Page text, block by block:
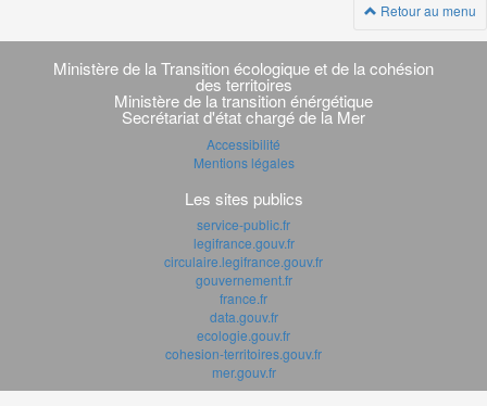
Retour au menu
Navigation
transverse
Ministère de la Transition écologique et de la cohésion
des territoires
Ministère de la transition énérgétique
Secrétariat d'état chargé de la Mer
Accessibilité
Mentions légales
Les sites publics
service-public.fr
legifrance.gouv.fr
circulaire.legifrance.gouv.fr
gouvernement.fr
france.fr
data.gouv.fr
ecologie.gouv.fr
cohesion-territoires.gouv.fr
mer.gouv.fr